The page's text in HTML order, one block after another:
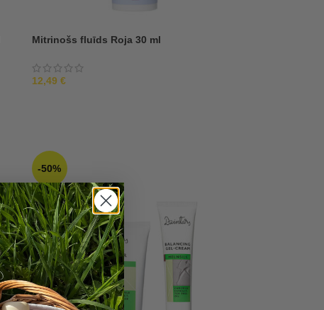
Mitrinošs fluīds Roja 30 ml
12,49 €
-50%